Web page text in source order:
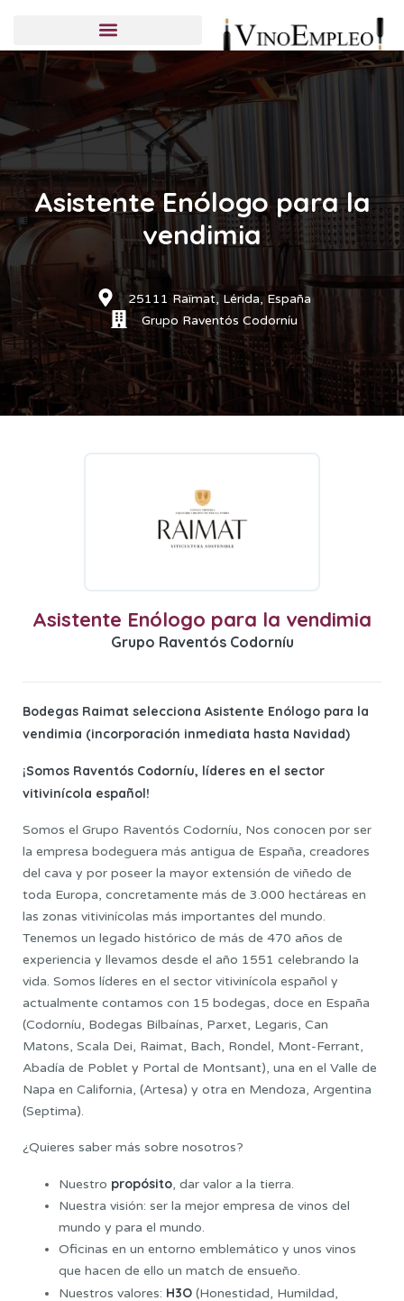
Candidatos Empresas Publicar una oferta
Asistente Enólogo para la
vendimia
25111 Raïmat, Lérida, España
Grupo Raventós Codorníu
Asistente Enólogo para la vendimia
Grupo Raventós Codorníu
Bodegas Raimat selecciona Asistente Enólogo para la
vendimia (incorporación inmediata hasta Navidad)
¡Somos Raventós Codorníu, líderes en el sector
vitivinícola español!
Somos el Grupo Raventós Codorníu, Nos conocen por ser
la empresa bodeguera más antigua de España, creadores
del cava y por poseer la mayor extensión de viñedo de
toda Europa, concretamente más de 3.000 hectáreas en
las zonas vitivinícolas más importantes del mundo.
Tenemos un legado histórico de más de 470 años de
experiencia y llevamos desde el año 1551 celebrando la
vida. Somos líderes en el sector vitivinícola español y
actualmente contamos con 15 bodegas, doce en España
(Codorníu, Bodegas Bilbaínas, Parxet, Legaris, Can
Matons, Scala Dei, Raimat, Bach, Rondel, Mont-Ferrant,
Abadía de Poblet y Portal de Montsant), una en el Valle de
Napa en California, (Artesa) y otra en Mendoza, Argentina
(Septima).
¿Quieres saber más sobre nosotros?
Nuestro propósito, dar valor a la tierra.
Nuestra visión: ser la mejor empresa de vinos del
mundo y para el mundo.
Oficinas en un entorno emblemático y unos vinos
que hacen de ello un match de ensueño.
Nuestros valores: H3O (Honestidad, Humildad,